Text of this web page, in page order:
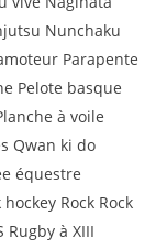
Nunchaku
Parapente
Pelote basque
à voile
Qwan ki do
équestre
Rock Rock
à XIII